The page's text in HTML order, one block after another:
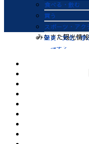
食べる・飲む
買う
スポーツ・アク
歴史・文化・学
体験する
みなまた観光情